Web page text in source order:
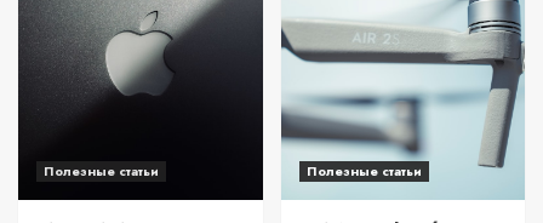
Полезные статьи Полезные статьи